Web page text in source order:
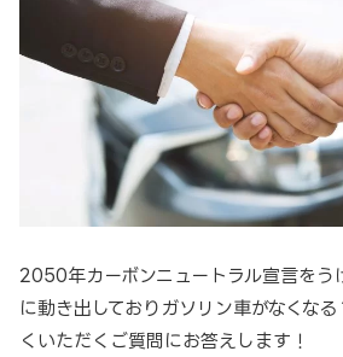
2050年カーボンニュートラル宣言をう
に動き出しておりガソリン車がなくな
くいただくご質問にお答えします！